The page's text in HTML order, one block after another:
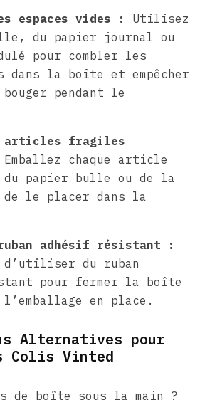
espaces vides :
Utilisez
du papier journal ou
pour combler les
dans la boîte et empêcher
pendant le
articles fragiles
Emballez chaque article
papier bulle ou de la
de le placer dans la
adhésif résistant :
d’utiliser du ruban
pour fermer la boîte
en place.
Alternatives pour
Colis Vinted
de boîte sous la main ?